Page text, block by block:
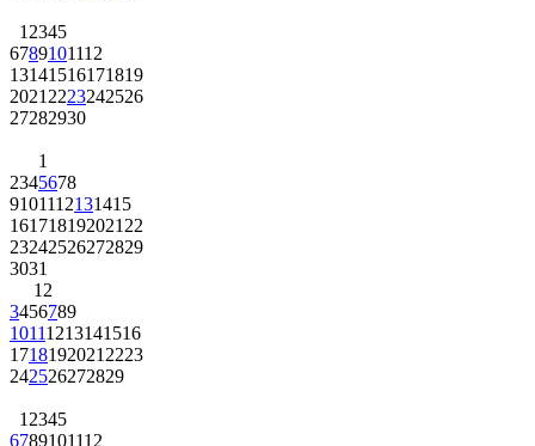
1 2345
6789101112
13141516171819
2021 2223242526
27282930
1
2345678
9101112131415
161718192021 22
23242526272829
3031
1 2
3456789
10111213141516
1718192021 2223
242526272829
1 2345
6789101112